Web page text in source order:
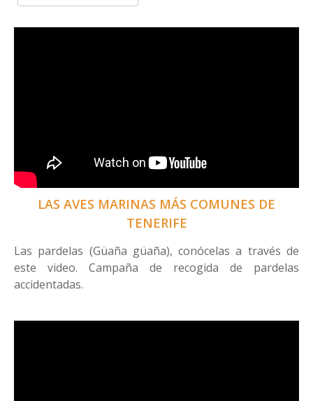
LAS AVES MARINAS MÁS COMUNES DE
TENERIFE
Las pardelas (Güaña güaña), conócelas a través de
este video. Campaña de recogida de pardelas
accidentadas.